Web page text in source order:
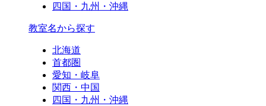
四国・九州・沖縄
教室名から探す
北海道
首都圏
愛知・岐阜
関西・中国
四国・九州・沖縄